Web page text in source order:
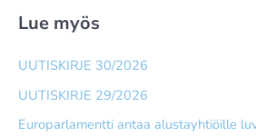
Lue myös
UUTISKIRJE 30/2026
UUTISKIRJE 29/2026
Europarlamentti antaa alusta­yhtiöille